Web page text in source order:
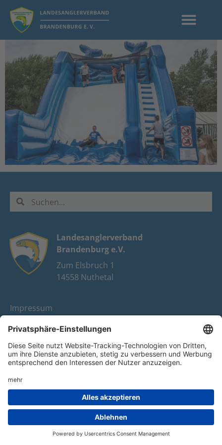
Landesanglerverband
Brandenburg e.V.
Zum Elsbruch 1
14558 Nuthetal
Impressum
Datenschutz
FAQ
Facebook
Instagram